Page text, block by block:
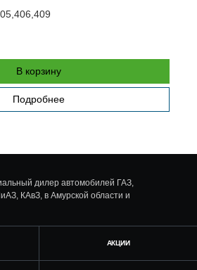
В корзину
Подробнее
дилер автомобилей ГАЗ,
КАвЗ, в Амурской области и
АКЦИИ